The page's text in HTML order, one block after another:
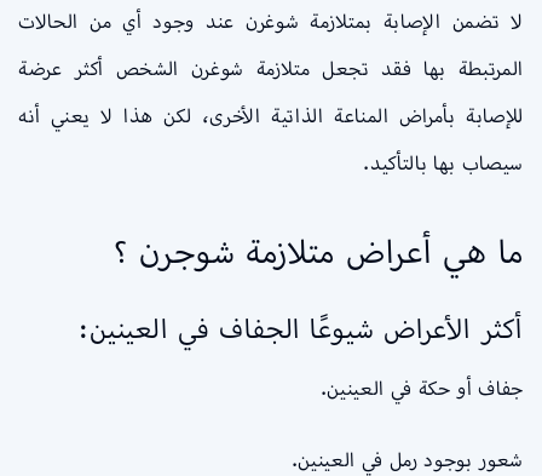
لا تضمن الإصابة بمتلازمة شوغرن عند وجود أي من الحالات
المرتبطة بها فقد تجعل متلازمة شوغرن الشخص أكثر عرضة
للإصابة بأمراض المناعة الذاتية الأخرى، لكن هذا لا يعني أنه
سيصاب بها بالتأكيد.
ما هي أعراض متلازمة شوجرن ؟
أكثر الأعراض شيوعًا الجفاف في العينين:
جفاف أو حكة في العينين.
شعور بوجود رمل في العينين.